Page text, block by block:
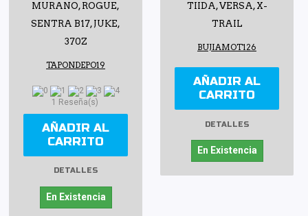
MURANO, ROGUE,
SENTRA B17, JUKE,
370Z
TAPONDEPO19
1 Reseña(s)
AÑADIR AL
CARRITO
DETALLES
En Existencia
TIIDA, VERSA, X-
TRAIL
BUJIAMOT126
AÑADIR AL
CARRITO
DETALLES
En Existencia